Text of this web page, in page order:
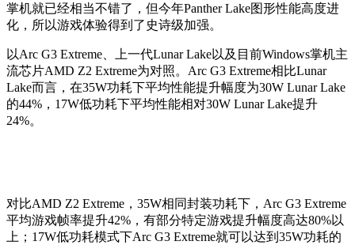
掌机就已经相当不错了，但今年Panther Lake图形性能高度进
化，所以游戏体验得到了史诗级加强。
以Arc G3 Extreme、上一代Lunar Lake以及目前Windows掌机主
流芯片AMD Z2 Extreme为对照。Arc G3 Extreme相比Lunar
Lake而言，在35W功耗下平均性能提升幅度为30W Lunar Lake
的44%，17W低功耗下平均性能相对30W Lunar Lake提升
24%。
对比AMD Z2 Extreme，35W相同封装功耗下，Arc G3 Extreme
平均游戏帧率提升42%，有部分特定游戏提升幅度高达80%以
上；17W低功耗模式下Arc G3 Extreme就可以达到35W功耗的